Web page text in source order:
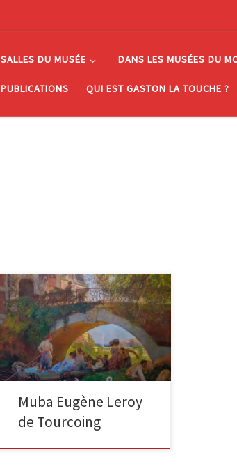
SALLES DU MUSÉE DANS LES MUSÉES DU
PUBLICATIONS QUI EST GASTON LA TOUCHE ?
L’enfant prodigue Huile sur toile •
165 x 205 cm « M. Gaston La Touche
(1854–1913) est né un siècle trop
[…]
Muba Eugène Leroy
de Tourcoing